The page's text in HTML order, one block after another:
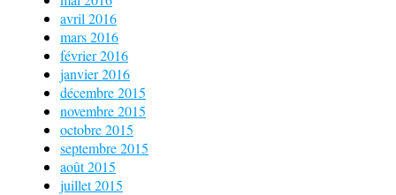
avril 2016
mars 2016
février 2016
janvier 2016
décembre 2015
novembre 2015
octobre 2015
septembre 2015
août 2015
juillet 2015